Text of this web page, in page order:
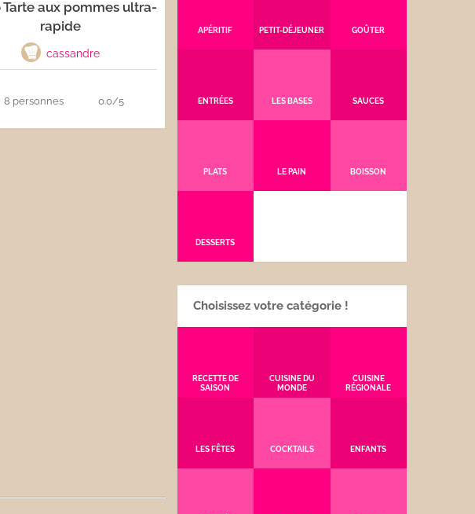
Tarte aux pommes ultra-
rapide
cassandre
8 personnes 0.0/5
APÉRITIF PETIT-DÉJEUNER GOÛTER
ENTRÉES LES BASES SAUCES
PLATS LE PAIN BOISSON
DESSERTS
Choisissez votre catégorie !
RECETTE DE
SAISON
CUISINE DU
MONDE
CUISINE
RÉGIONALE
LES FÊTES COCKTAILS ENFANTS